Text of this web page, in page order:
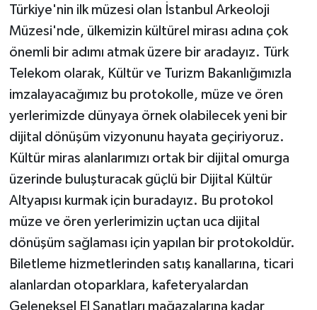
Türkiye'nin ilk müzesi olan İstanbul Arkeoloji
Müzesi'nde, ülkemizin kültürel mirası adına çok
önemli bir adımı atmak üzere bir aradayız. Türk
Telekom olarak, Kültür ve Turizm Bakanlığımızla
imzalayacağımız bu protokolle, müze ve ören
yerlerimizde dünyaya örnek olabilecek yeni bir
dijital dönüşüm vizyonunu hayata geçiriyoruz.
Kültür miras alanlarımızı ortak bir dijital omurga
üzerinde buluşturacak güçlü bir Dijital Kültür
Altyapısı kurmak için buradayız. Bu protokol
müze ve ören yerlerimizin uçtan uca dijital
dönüşüm sağlaması için yapılan bir protokoldür.
Biletleme hizmetlerinden satış kanallarına, ticari
alanlardan otoparklara, kafeteryalardan
Geleneksel El Sanatları mağazalarına kadar